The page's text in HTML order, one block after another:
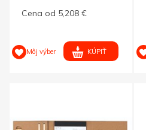
Cena od 5,208 €
Môj výber KÚPIŤ